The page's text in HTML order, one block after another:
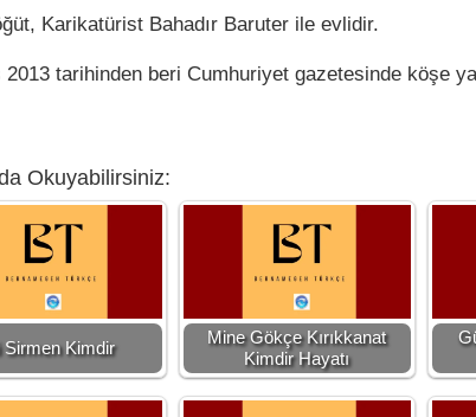
Karikatürist Bahadır Baruter ile evlidir.
2013 tarihinden beri Cumhuriyet gazetesinde köşe
Okuyabilirsiniz:
Sirmen Kimdir
Mine Gökçe Kırıkkanat
Kimdir Hayatı